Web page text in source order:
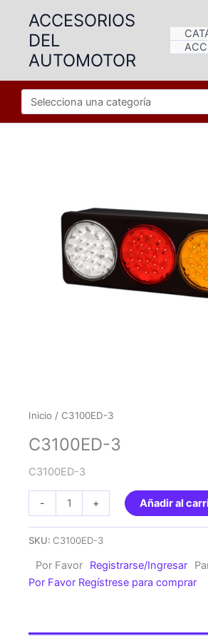
contenido
ACCESORIOS
DEL
AUTOMOTOR
Inicio / C3100ED-3
C3100ED-3
C3100ED-3
-
C3100ED-
3
+ Añadir al
SKU: C3100ED-3
Por Favor Registrarse/Ingresar
Por Favor Regístrese para comprar